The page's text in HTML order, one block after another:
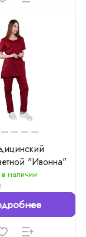
"Ивонна"
в наличии